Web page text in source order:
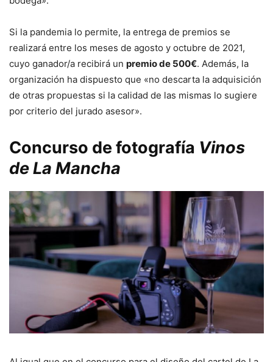
Si la pandemia lo permite, la entrega de premios se
realizará entre los meses de agosto y octubre de 2021,
cuyo ganador/a recibirá un premio de 500€. Además, la
organización ha dispuesto que «no descarta la adquisición
de otras propuestas si la calidad de las mismas lo sugiere
por criterio del jurado asesor».
Concurso de fotografía Vinos
de La Mancha